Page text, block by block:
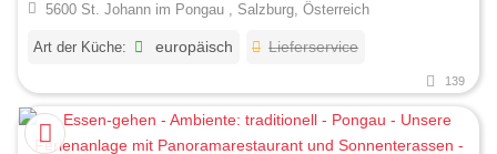
5600 St. Johann im Pongau , Salzburg, Österreich
Art der Küche: europäisch Lieferservice
139